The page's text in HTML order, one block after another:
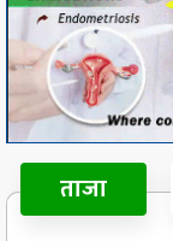
ताजा